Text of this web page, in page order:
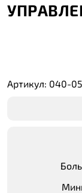
Артикул: 040-